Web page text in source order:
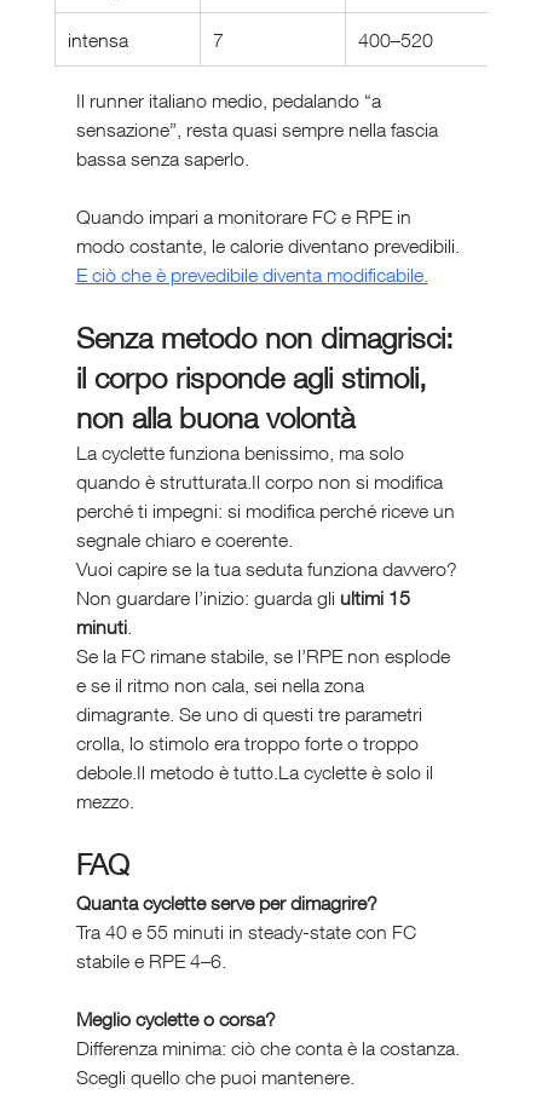
intensa 7 400–520
Il runner italiano medio, pedalando “a
sensazione”, resta quasi sempre nella fascia
bassa senza saperlo.
Quando impari a monitorare FC e RPE in
modo costante, le calorie diventano prevedibili.
E ciò che è prevedibile diventa modificabile.
Senza metodo non dimagrisci:
il corpo risponde agli stimoli,
non alla buona volontà
La cyclette funziona benissimo, ma solo
quando è strutturata.Il corpo non si modifica
perché ti impegni: si modifica perché riceve un
segnale chiaro e coerente.
Vuoi capire se la tua seduta funziona davvero?
Non guardare l’inizio: guarda gli ultimi 15
minuti.
Se la FC rimane stabile, se l’RPE non esplode
e se il ritmo non cala, sei nella zona
dimagrante. Se uno di questi tre parametri
crolla, lo stimolo era troppo forte o troppo
debole.Il metodo è tutto.La cyclette è solo il
mezzo.
FAQ
Quanta cyclette serve per dimagrire?
Tra 40 e 55 minuti in steady-state con FC
stabile e RPE 4–6.
Meglio cyclette o corsa?
Differenza minima: ciò che conta è la costanza.
Scegli quello che puoi mantenere.